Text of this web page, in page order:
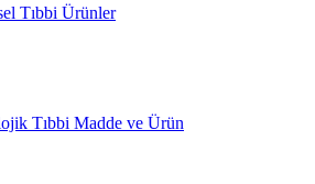
Tıbbi Ürünler
Tıbbi Madde ve Ürün